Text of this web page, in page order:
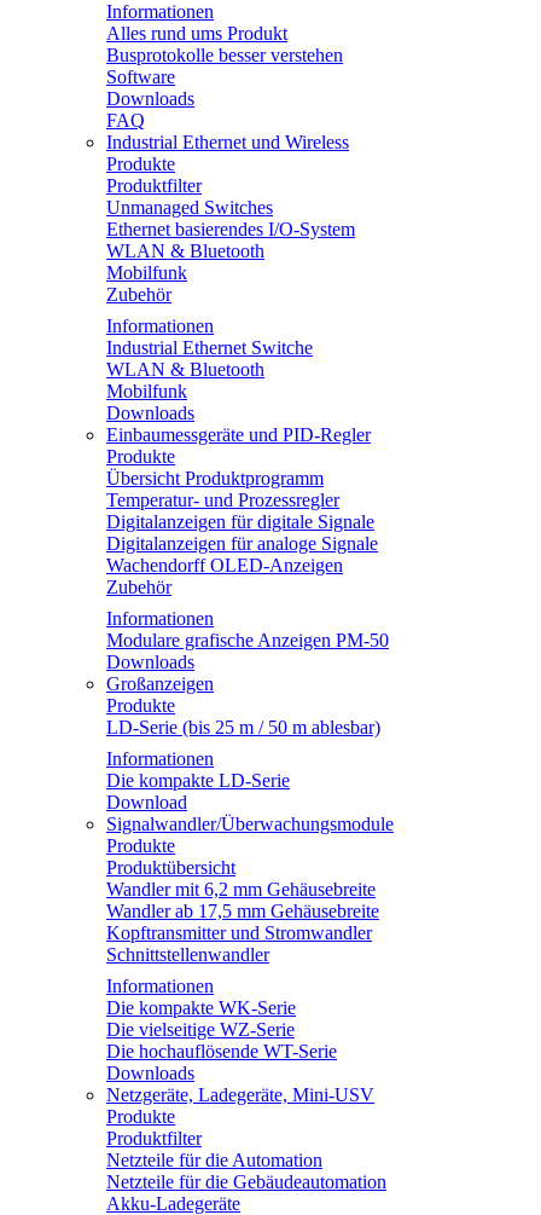
Informationen
Alles rund ums Produkt
Busprotokolle besser verstehen
Software
Downloads
FAQ
Industrial Ethernet und Wireless
Produkte
Produktfilter
Unmanaged Switches
Ethernet basierendes I/O-System
WLAN & Bluetooth
Mobilfunk
Zubehör
Informationen
Industrial Ethernet Switche
WLAN & Bluetooth
Mobilfunk
Downloads
Einbaumessgeräte und PID-Regler
Produkte
Übersicht Produktprogramm
Temperatur- und Prozessregler
Digitalanzeigen für digitale Signale
Digitalanzeigen für analoge Signale
Wachendorff OLED-Anzeigen
Zubehör
Informationen
Modulare grafische Anzeigen PM-50
Downloads
Großanzeigen
Produkte
LD-Serie (bis 25 m / 50 m ablesbar)
Informationen
Die kompakte LD-Serie
Download
Signalwandler/Überwachungsmodule
Produkte
Produktübersicht
Wandler mit 6,2 mm Gehäusebreite
Wandler ab 17,5 mm Gehäusebreite
Kopftransmitter und Stromwandler
Schnittstellenwandler
Informationen
Die kompakte WK-Serie
Die vielseitige WZ-Serie
Die hochauflösende WT-Serie
Downloads
Netzgeräte, Ladegeräte, Mini-USV
Produkte
Produktfilter
Netzteile für die Automation
Netzteile für die Gebäudeautomation
Akku-Ladegeräte